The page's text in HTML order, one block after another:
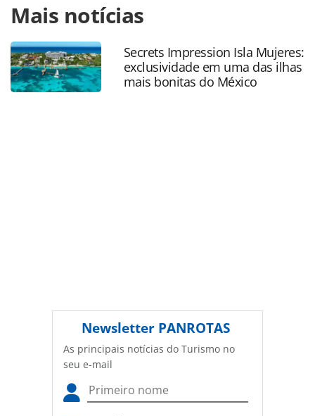
https://www.panrotas.com.br/mercado/cruzeiros/2018/
na-veia-2019-sera-a-bordo-do-msc-seaview_154572.html ou
as ferramentas oferecidas na página. Todo o conteúdo
produzido pela PANROTAS Editora é protegido pela
legislação brasileira sobre direito autoral. Não reproduza o
conteúdo sem autorização da PANROTAS Editora
Mais notícias
Secrets Impression Isla Mujeres:
exclusividade em uma das ilhas
mais bonitas do México
Newsletter PANROTAS
As principais notícias do Turismo no
seu e-mail